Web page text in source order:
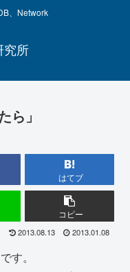
、Network
究所
ら」
はてブ
コピー
2013.08.13 2013.01.08
す。